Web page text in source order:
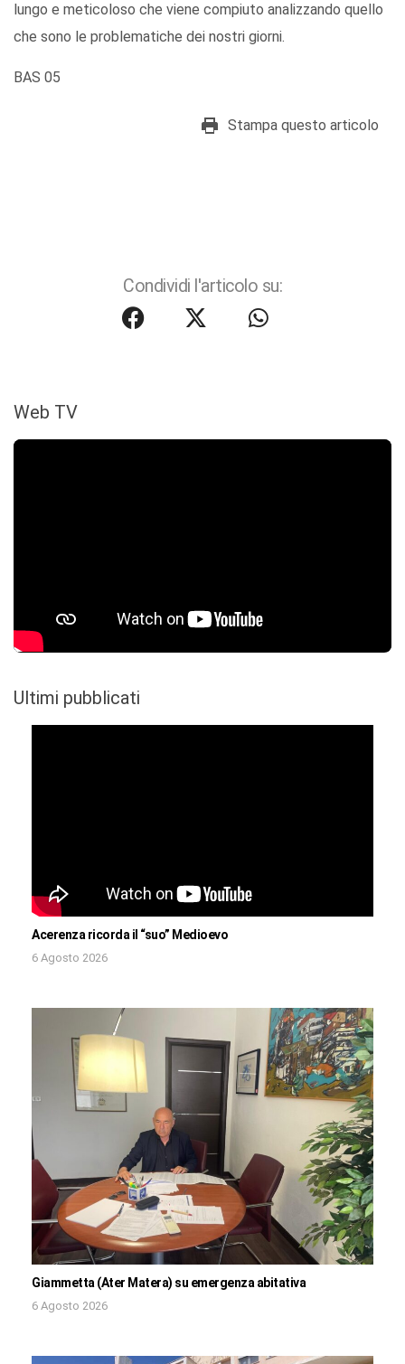
lungo e meticoloso che viene compiuto analizzando quello
che sono le problematiche dei nostri giorni.
BAS 05
Stampa questo articolo
Condividi l'articolo su:
Web TV
Ultimi pubblicati
Acerenza ricorda il “suo” Medioevo
6 Agosto 2026
Giammetta (Ater Matera) su emergenza abitativa
6 Agosto 2026